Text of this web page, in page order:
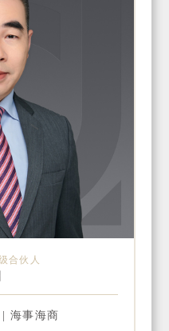
合伙人
海事海商